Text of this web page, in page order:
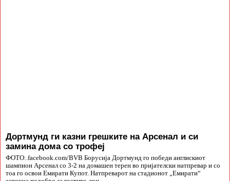
Дортмунд ги казни грешките на Арсенал и си
замина дома со трофеј
ФОТО:.facebook.com/BVB Борусија Дортмунд го победи англискиот
шампион Арсенал со 3-2 на домашен терен во пријателски натпревар и со
тоа го освои Емирати Купот. Натпреварот на стадионот „Емирати“